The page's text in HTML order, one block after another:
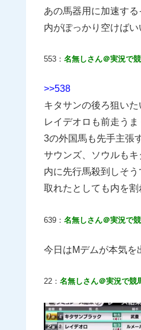
あの馬器用に加速す
内がぽっかり空けば
553： 名無しさん＠実況で
>>538
キタサンの後ろ狙い
レイデオロも前走う
3の外国馬も先手主張
サウンズ、ソウルも
内に先行馬殺到しそ
取れたとしても内を
639： 名無しさん＠実況で
今日はMデムが本気を
22： 名無しさん＠実況で競